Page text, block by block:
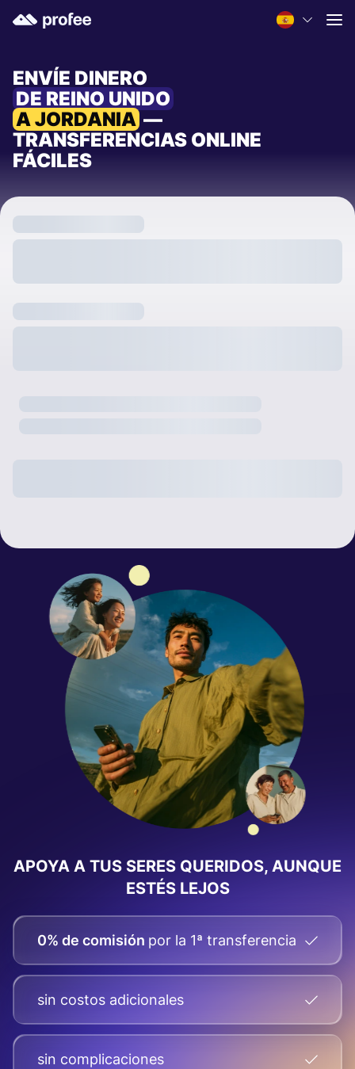
ENVÍE DINERO
DE REINO UNIDO
A JORDANIA —
TRANSFERENCIAS ONLINE
FÁCILES
APOYA A TUS SERES QUERIDOS, AUNQUE
ESTÉS LEJOS
0% de comisión por la 1ª transferencia
sin costos adicionales
sin complicaciones